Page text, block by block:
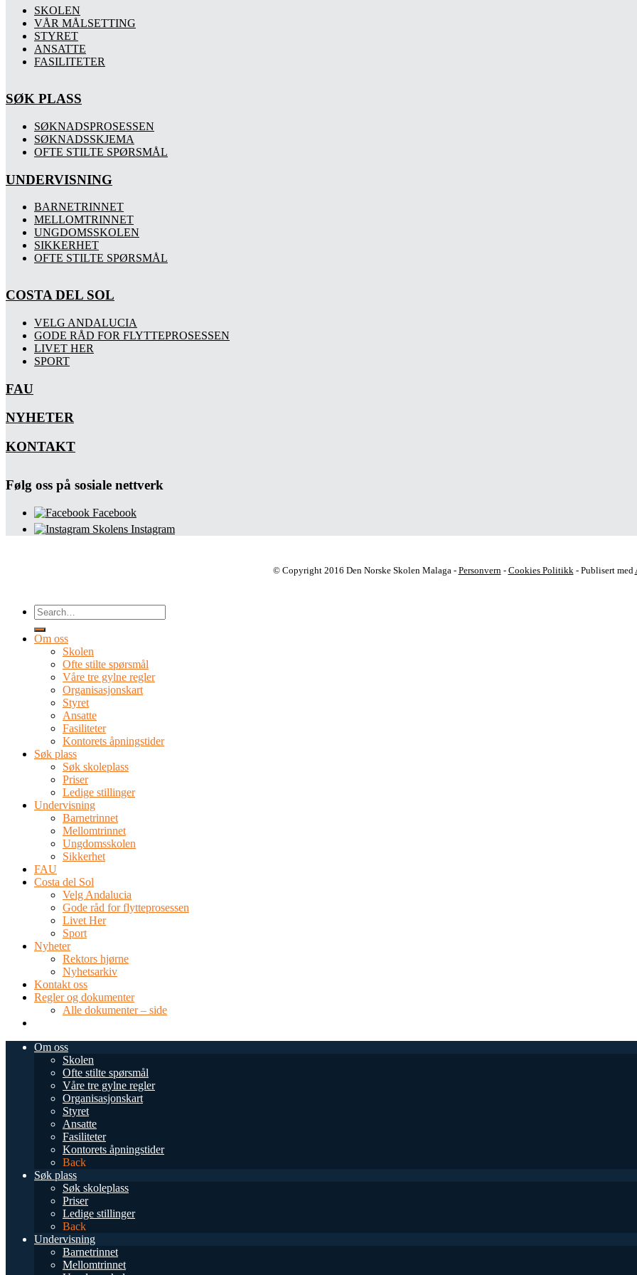
SKOLEN
VÅR MÅLSETTING
STYRET
ANSATTE
FASILITETER
SØK PLASS
SØKNADSPROSESSEN
SØKNADSSKJEMA
OFTE STILTE SPØRSMÅL
UNDERVISNING
BARNETRINNET
MELLOMTRINNET
UNGDOMSSKOLEN
SIKKERHET
OFTE STILTE SPØRSMÅL
COSTA DEL SOL
VELG ANDALUCIA
GODE RÅD FOR FLYTTEPROSESSEN
LIVET HER
SPORT
FAU
NYHETER
KONTAKT
Følg oss på sosiale nettverk
Facebook
Skolens Instagram
© Copyright 2016 Den Norske Skolen Malaga - Personvern - Cookies Politikk - Publisert med
Om oss
Skolen
Ofte stilte spørsmål
Våre tre gylne regler
Organisasjonskart
Styret
Ansatte
Fasiliteter
Kontorets åpningstider
Søk plass
Søk skoleplass
Priser
Ledige stillinger
Undervisning
Barnetrinnet
Mellomtrinnet
Ungdomsskolen
Sikkerhet
FAU
Costa del Sol
Velg Andalucia
Gode råd for flytteprosessen
Livet Her
Sport
Nyheter
Rektors hjørne
Nyhetsarkiv
Kontakt oss
Regler og dokumenter
Alle dokumenter – side
Om oss
Skolen
Ofte stilte spørsmål
Våre tre gylne regler
Organisasjonskart
Styret
Ansatte
Fasiliteter
Kontorets åpningstider
Back
Søk plass
Søk skoleplass
Priser
Ledige stillinger
Back
Undervisning
Barnetrinnet
Mellomtrinnet